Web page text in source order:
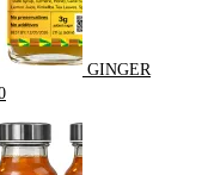
GINGER
Current
is:
$20.00.